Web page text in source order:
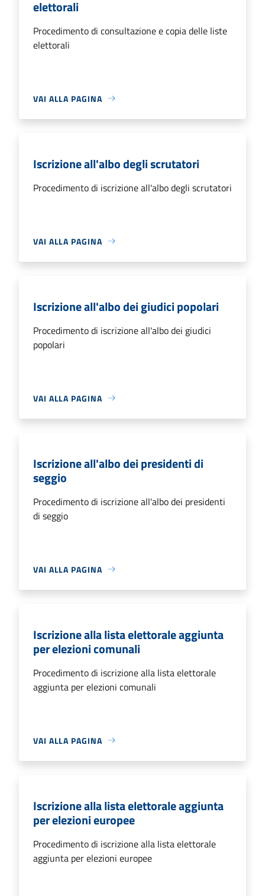
elettorali
Procedimento di consultazione e copia delle liste
elettorali
VAI ALLA PAGINA
Iscrizione all'albo degli scrutatori
Procedimento di iscrizione all'albo degli scrutatori
VAI ALLA PAGINA
Iscrizione all'albo dei giudici popolari
Procedimento di iscrizione all'albo dei giudici
popolari
VAI ALLA PAGINA
Iscrizione all'albo dei presidenti di
seggio
Procedimento di iscrizione all'albo dei presidenti
di seggio
VAI ALLA PAGINA
Iscrizione alla lista elettorale aggiunta
per elezioni comunali
Procedimento di iscrizione alla lista elettorale
aggiunta per elezioni comunali
VAI ALLA PAGINA
Iscrizione alla lista elettorale aggiunta
per elezioni europee
Procedimento di iscrizione alla lista elettorale
aggiunta per elezioni europee